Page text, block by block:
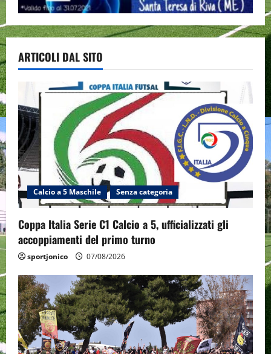
ARTICOLI DAL SITO
Calcio a 5 Maschile Senza categoria
Coppa Italia Serie C1 Calcio a 5, ufficializzati gli
accoppiamenti del primo turno
sportjonico 07/08/2026